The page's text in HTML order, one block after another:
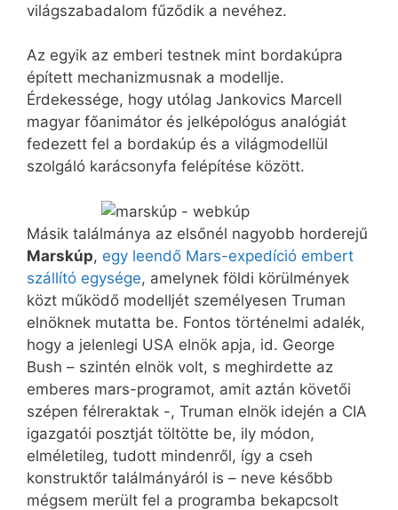
világszabadalom fűződik a nevéhez.
Az egyik az emberi testnek mint bordakúpra
épített mechanizmusnak a modellje.
Érdekessége, hogy utólag Jankovics Marcell
magyar főanimátor és jelképológus analógiát
fedezett fel a bordakúp és a világmodellül
szolgáló karácsonyfa felépítése között.
Másik találmánya az elsőnél nagyobb horderejű
Marskúp, egy leendő Mars-expedíció embert
szállító egysége, amelynek földi körülmények
közt működő modelljét személyesen Truman
elnöknek mutatta be. Fontos történelmi adalék,
hogy a jelenlegi USA elnök apja, id. George
Bush – szintén elnök volt, s meghirdette az
emberes mars-programot, amit aztán követői
szépen félreraktak -, Truman elnök idején a CIA
igazgatói posztját töltötte be, ily módon,
elméletileg, tudott mindenről, így a cseh
konstruktőr találmányáról is – neve később
mégsem merült fel a programba bekapcsolt